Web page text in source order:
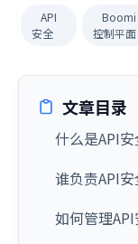
API
安全
Boomi
控制平面
文章目录
什么是API安
谁负责API安
如何管理API